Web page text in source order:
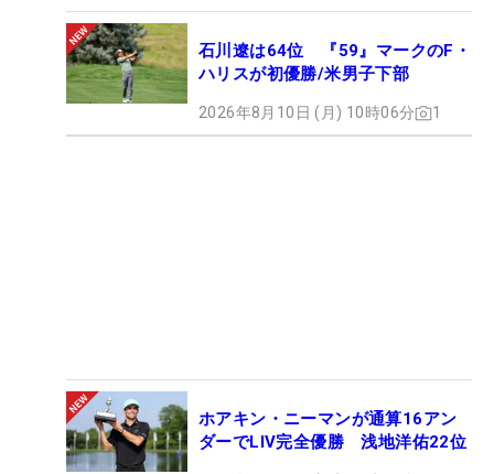
石川遼は64位 『59』マークのF・
ハリスが初優勝/米男子下部
2026年8月10日 (月) 10時06分 1
ホアキン・ニーマンが通算16アン
ダーでLIV完全優勝 浅地洋佑22位